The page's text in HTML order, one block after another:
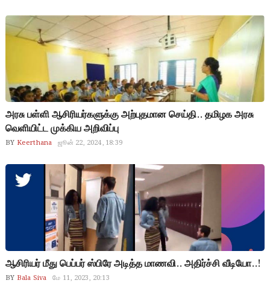
அரசு பள்ளி ஆசிரியர்களுக்கு அற்புதமான செய்தி.. தமிழக அரசு
வெளியிட்ட முக்கிய அறிவிப்பு
BY Keerthana ஜூன் 22, 2024, 18:39
ஆசிரியர் மீது பெப்பர் ஸ்பிரே அடித்த மாணவி.. அதிர்ச்சி வீடியோ..!
BY Bala Siva மே 11, 2023, 20:13